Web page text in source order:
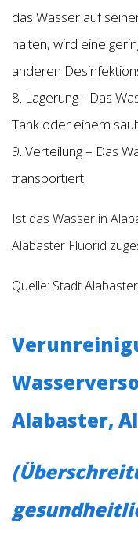
das Wasser auf
halten, wird eine
anderen
8. Lagerung - Das
Tank oder einem
9. Verteilung – Das
transportiert.
Ist das Wasser in
Alabaster Fluorid
Quelle: Stadt
Alabaster,